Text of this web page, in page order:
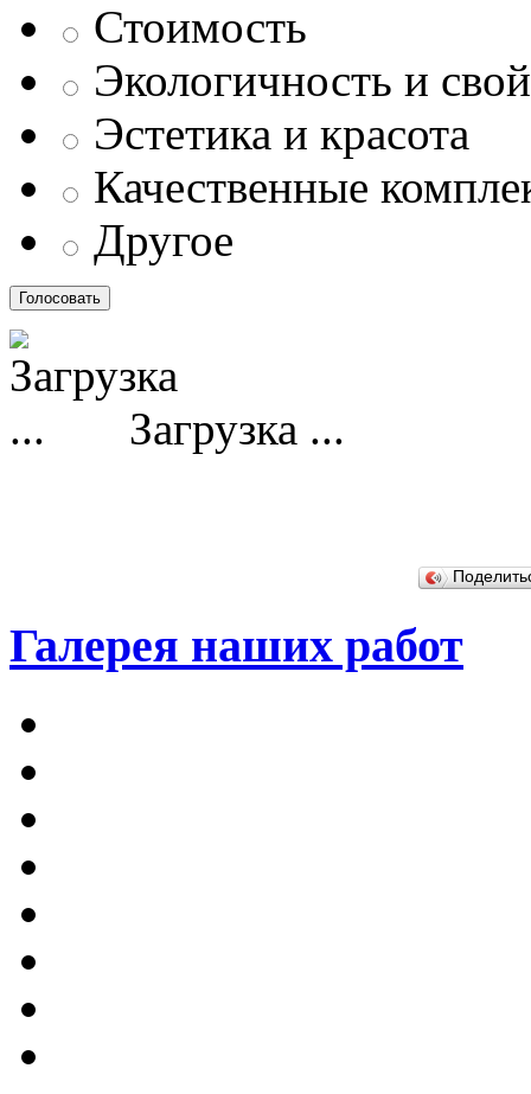
Стоимость
Экологичность и
Эстетика и красота
Качественные
Другое
Загрузка ...
Галерея наших работ